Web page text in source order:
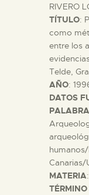
RIVERO
TÍTULO:
como
entre los
Telde,
AÑO:
DATOS
MATERIA